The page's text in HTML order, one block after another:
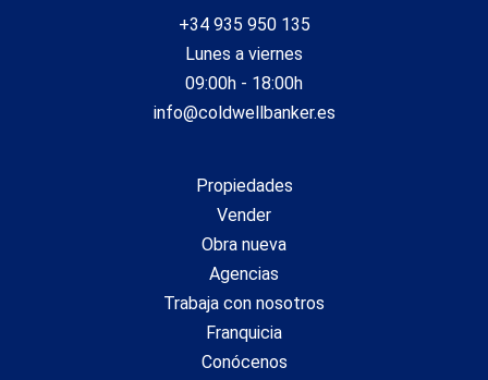
+34 935 950 135
Lunes a viernes
09:00h - 18:00h
info@coldwellbanker.es
Propiedades
Vender
Obra nueva
Agencias
Trabaja con nosotros
Franquicia
Conócenos